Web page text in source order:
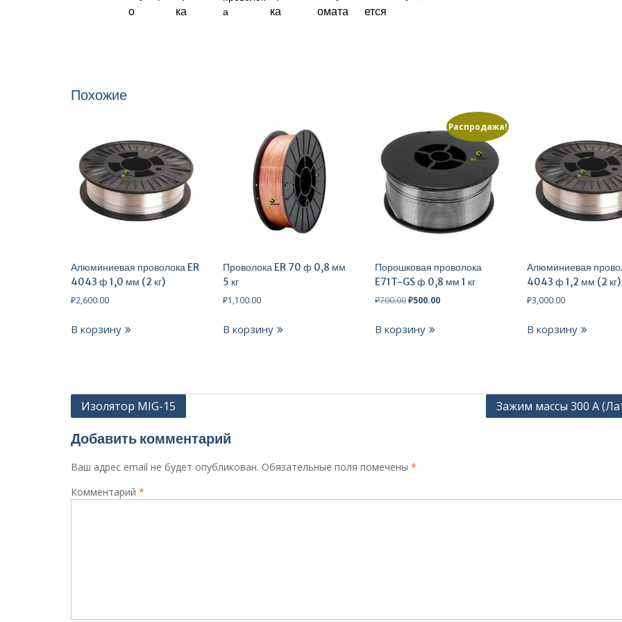
Похожие
Алюминиевая проволока ER
4043 ф 1,0 мм (2 кг)
₽2,600.00
В корзину
Проволока ER 70 ф 0,8 мм
5 кг
₽1,100.00
В корзину
Распродажа!
Порошковая проволока
E71T-GS ф 0,8 мм 1 кг
₽700.00Первоначальная
составляла
₽700.00.
₽500.00Текущая
В корзину
Алюминиевая
4043 ф 1,2 мм (2 кг)
₽3,000.00
В корзину
Навигация
записям
Изолятор MIG-15 Зажим массы 300 А
Добавить комментарий
Ваш адрес email не будет опубликован. Обязательные поля помечены *
Комментарий *